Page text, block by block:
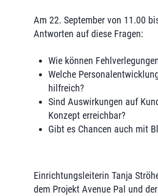
Am 22. September von 11.00
Antworten auf diese Fragen:
Wie können
Welche
hilfreich?
Sind Auswirkungen auf
Konzept erreichbar?
Gibt es Chancen auch mit
Einrichtungsleiterin Tanja
dem Projekt Avenue Pal und